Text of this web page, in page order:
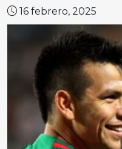
16 febrero, 2025